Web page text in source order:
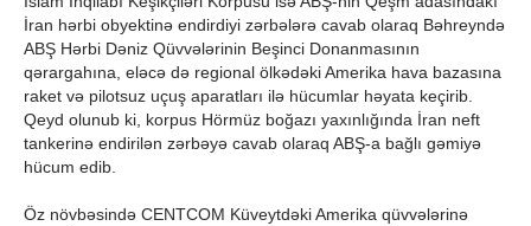
İran hərbi obyektinə endirdiyi zərbələrə cavab olaraq Bəhreyndə
ABŞ Hərbi Dəniz Qüvvələrinin Beşinci Donanmasının
qərargahına, eləcə də regional ölkədəki Amerika hava bazasına
raket və pilotsuz uçuş aparatları ilə hücumlar həyata keçirib.
Qeyd olunub ki, korpus Hörmüz boğazı yaxınlığında İran neft
tankerinə endirilən zərbəyə cavab olaraq ABŞ-a bağlı gəmiyə
hücum edib.
Öz növbəsində CENTCOM Küveytdəki Amerika qüvvələrinə